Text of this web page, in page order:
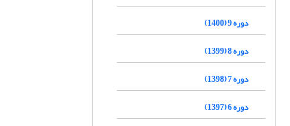
دوره 9 (1400)
دوره 8 (1399)
دوره 7 (1398)
دوره 6 (1397)